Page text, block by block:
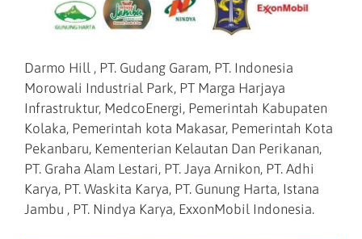
Darmo Hill , PT. Gudang Garam, PT. Indonesia
Morowali Industrial Park, PT Marga Harjaya
Infrastruktur, MedcoEnergi, Pemerintah Kabupaten
Kolaka, Pemerintah kota Makasar, Pemerintah Kota
Pekanbaru, Kementerian Kelautan Dan Perikanan,
PT. Graha Alam Lestari, PT. Jaya Arnikon, PT. Adhi
Karya, PT. Waskita Karya, PT. Gunung Harta, Istana
Jambu , PT. Nindya Karya, ExxonMobil Indonesia.